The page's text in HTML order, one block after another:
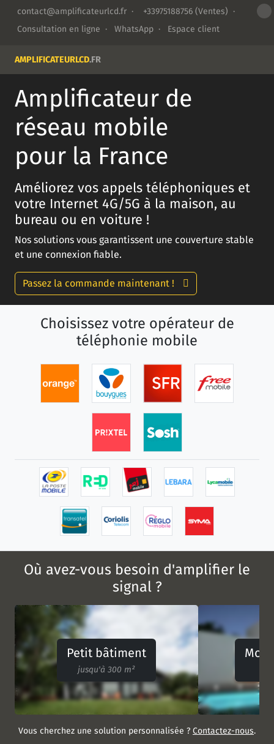
contact@amplificateurlcd.fr · +33975188756 (Ventes) ·
Consultation en ligne · WhatsApp · Espace client
AMPLIFICATEURLCD.FR
Amplificateur de
réseau mobile
pour la France
Améliorez vos appels téléphoniques et
votre Internet 4G/5G à la maison, au
bureau ou en voiture !
Nos solutions vous garantissent une couverture stable
et une connexion fiable.
Passez la commande maintenant !
Choisissez votre opérateur de
téléphonie mobile
Où avez-vous besoin d'amplifier le
signal ?
Petit bâtiment
jusqu'à 300 m²
Vous cherchez une solution personnalisée ? Contactez-nous.